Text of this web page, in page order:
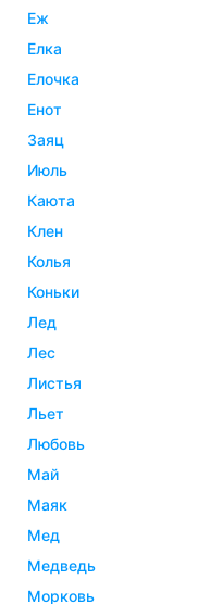
еж
елка
елочка
енот
заяц
июль
каюта
клен
колья
коньки
лед
лес
листья
льет
любовь
май
маяк
мед
медведь
морковь